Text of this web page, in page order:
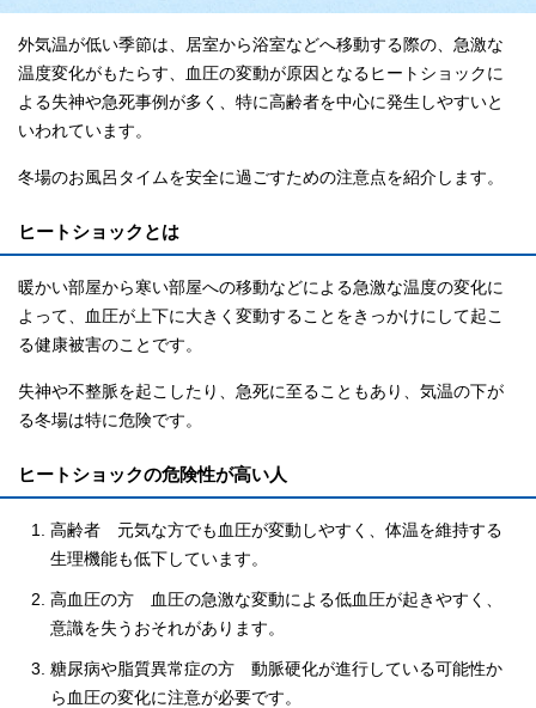
外気温が低い季節は、居室から浴室などへ移動する際の、急激な
温度変化がもたらす、血圧の変動が原因となるヒートショックに
よる失神や急死事例が多く、特に高齢者を中心に発生しやすいと
いわれています。
冬場のお風呂タイムを安全に過ごすための注意点を紹介します。
ヒートショックとは
暖かい部屋から寒い部屋への移動などによる急激な温度の変化に
よって、血圧が上下に大きく変動することをきっかけにして起こ
る健康被害のことです。
失神や不整脈を起こしたり、急死に至ることもあり、気温の下が
る冬場は特に危険です。
ヒートショックの危険性が高い人
高齢者 元気な方でも血圧が変動しやすく、体温を維持する
生理機能も低下しています。
高血圧の方 血圧の急激な変動による低血圧が起きやすく、
意識を失うおそれがあります。
糖尿病や脂質異常症の方 動脈硬化が進行している可能性か
ら血圧の変化に注意が必要です。